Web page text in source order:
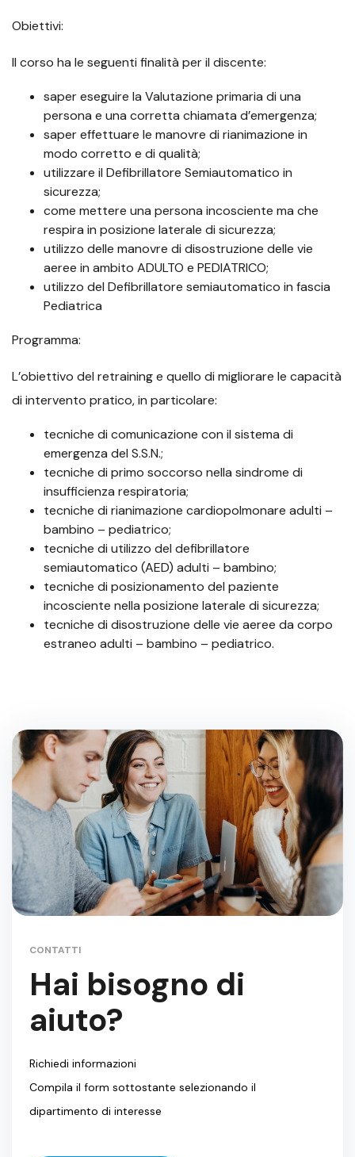
Obiettivi:
Il corso ha le seguenti finalità per il discente:
saper eseguire la Valutazione primaria di una
persona e una corretta chiamata d’emergenza;
saper effettuare le manovre di rianimazione in
modo corretto e di qualità;
utilizzare il Defibrillatore Semiautomatico in
sicurezza;
come mettere una persona incosciente ma che
respira in posizione laterale di sicurezza;
utilizzo delle manovre di disostruzione delle vie
aeree in ambito ADULTO e PEDIATRICO;
utilizzo del Defibrillatore semiautomatico in fascia
Pediatrica
Programma:
L’obiettivo del retraining e quello di migliorare le capacità
di intervento pratico, in particolare:
tecniche di comunicazione con il sistema di
emergenza del S.S.N.;
tecniche di primo soccorso nella sindrome di
insufficienza respiratoria;
tecniche di rianimazione cardiopolmonare adulti –
bambino – pediatrico;
tecniche di utilizzo del defibrillatore
semiautomatico (AED) adulti – bambino;
tecniche di posizionamento del paziente
incosciente nella posizione laterale di sicurezza;
tecniche di disostruzione delle vie aeree da corpo
estraneo adulti – bambino – pediatrico.
CONTATTI
Hai bisogno di
aiuto?
Richiedi informazioni
Compila il form sottostante selezionando il
dipartimento di interesse